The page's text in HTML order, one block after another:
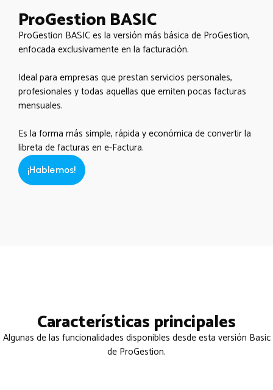
ProGestion BASIC
ProGestion BASIC es la versión más básica de ProGestion,
enfocada exclusivamente en la facturación.
Ideal para empresas que prestan servicios personales,
profesionales y todas aquellas que emiten pocas facturas
mensuales.
Es la forma más simple, rápida y económica de convertir la
libreta de facturas en e-Factura.
¡Hablemos!
Características principales
Algunas de las funcionalidades disponibles desde esta versión Basic
de ProGestion.